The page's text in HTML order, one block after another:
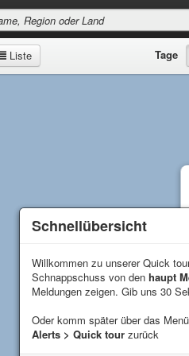
Liste Tage
Schnellübersicht
Willkommen zu unserer Quick
Schnappschuss von den haupt
Meldungen zeigen. Gib uns 30
Oder komm später über das
Alerts > Quick tour zurück
Schnellübersicht
Willkommen zu unserer Quick
Schnappschuss von den haupt
Meldungen zeigen. Gib uns 30
Oder komm später über das
Alerts > Quick tour zurück